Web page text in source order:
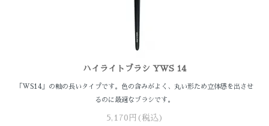
ハイライトブラシ YWS 14
「WS14」の軸の長いタイプです。色の含みがよく、丸い形ため立体感を出させ
るのに最適なブラシです。
5,170円(税込)